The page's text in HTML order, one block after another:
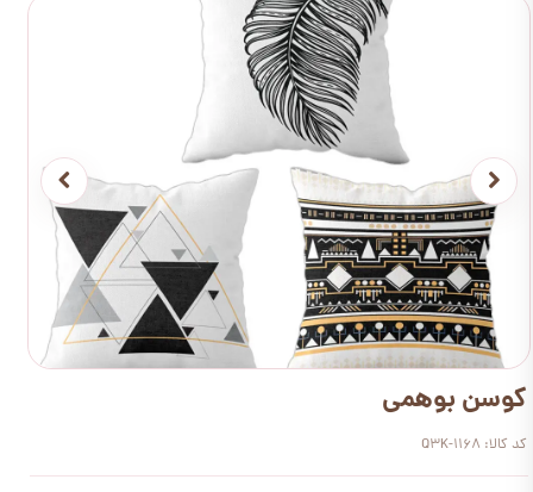
کوسن بوهمی
کد کالا: Q3K-1168